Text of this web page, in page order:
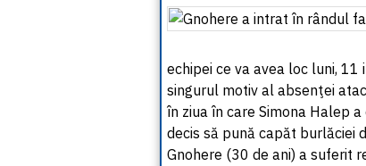
echipei ce va avea loc luni, 11
singurul motiv al absenţei
în ziua în care Simona Halep
decis să pună capăt burlăciei
Gnohere (30 de ani) a suferit